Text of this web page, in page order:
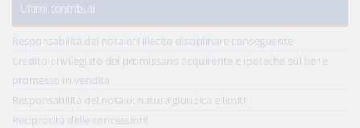
Ultimi contributi
Responsabilità del notaio: l'illecito disciplinare conseguente
Credito privilegiato del promissario acquirente e ipoteche sul bene
promesso in vendita
Responsabilità del notaio: natura giuridica e limiti
Reciprocità delle concessioni